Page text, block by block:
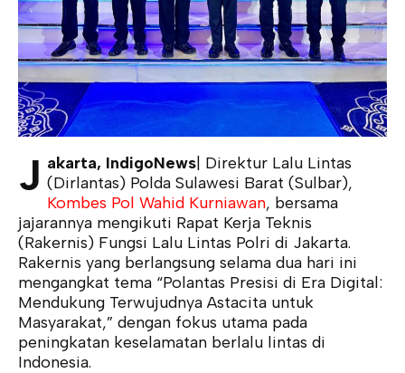
J akarta, IndigoNews | Direktur Lalu Lintas
(Dirlantas) Polda Sulawesi Barat (Sulbar),
Kombes Pol Wahid Kurniawan, bersama
jajarannya mengikuti Rapat Kerja Teknis
(Rakernis) Fungsi Lalu Lintas Polri di Jakarta.
Rakernis yang berlangsung selama dua hari ini
mengangkat tema “Polantas Presisi di Era Digital:
Mendukung Terwujudnya Astacita untuk
Masyarakat,” dengan fokus utama pada
peningkatan keselamatan berlalu lintas di
Indonesia.